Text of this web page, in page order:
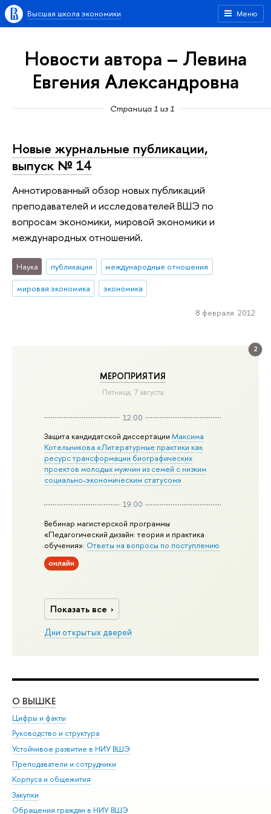
Меню
Высшая школа экономики
Новости автора – Левина
Евгения Александровна
Страница 1 из 1
2
МЕРОПРИЯТИЯ
Пятница, 7 августа
12:00
Защита кандидатской диссертацииМаксима
Котельникова «Литературные практики как
ресурс трансформации биографических
проектов молодых мужчин из семей с низким
социально-экономическим статусом»
19:00
Вебинар магистерской программы
«Педагогический дизайн: теория и практика
обучения»: Ответы на вопросы по поступлению
онлайн
Показать все
Дни открытых дверей
Новые журнальные публикации,
выпуск № 14
Аннотированный обзор новых публикаций
преподавателей и исследователей ВШЭ по
вопросам экономики, мировой экономики и
международных отношений.
Наука публикации
международные отношения
мировая экономика
экономика
8 февраля 2012
О ВЫШКЕ
Цифры и факты
Руководство и структура
Устойчивое развитие в НИУ ВШЭ
Преподаватели и сотрудники
Корпуса и общежития
Закупки
Обращения граждан в НИУ ВШЭ